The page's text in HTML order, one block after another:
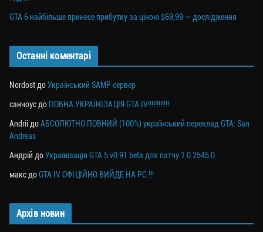
GTA 6 найбільше принесе прибутку за ціною $69,99 — дослідження
Останні коментарі
Nordost доУкраїнський SAMP сервер
санчоус до ПОВНА УКРАЇНІЗАЦІЯ GTA IV!!!!!!!!!!!!
Andrii доАБСОЛЮТНО ПОВНИЙ (100%) український переклад GTA: San
Andreas
Андрій доУкраїнізація GTA 5 v0.91 beta для патчу 1.0.2545.0
макс доGTA IV ОФІЦІЙНО ВИЙДЕ НА PC !!!
Архів новин